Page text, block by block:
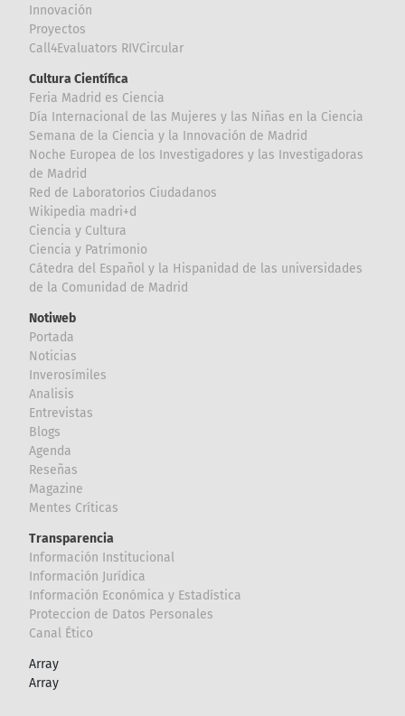
Innovación
Proyectos
Call4Evaluators RIVCircular
Cultura Científica
Feria Madrid es Ciencia
Día Internacional de las Mujeres y las Niñas en la Ciencia
Semana de la Ciencia y la Innovación de Madrid
Noche Europea de los Investigadores y las Investigadoras
de Madrid
Red de Laboratorios Ciudadanos
Wikipedia madri+d
Ciencia y Cultura
Ciencia y Patrimonio
Cátedra del Español y la Hispanidad de las universidades
de la Comunidad de Madrid
Notiweb
Portada
Noticias
Inverosímiles
Analisis
Entrevistas
Blogs
Agenda
Reseñas
Magazine
Mentes Críticas
Transparencia
Información Institucional
Información Jurídica
Información Económica y Estadística
Proteccion de Datos Personales
Canal Ético
Array
Array